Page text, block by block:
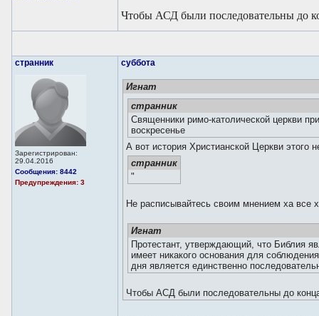
Чтобы АСД были последовательны до
странник
Зарегистрирован:
29.04.2016
Сообщения: 8442
Предупреждения: 3
суббота
Игнат
странник
Священники римо-католической церкви
воскресенье
А вот история Христианской Церкви этого
странник
"
Не расписывайтесь своим мнением ха все
Игнат
Протестант, утверждающий, что Библия
имеет никакого основания для
дня является единственно
Чтобы АСД были последовательны до